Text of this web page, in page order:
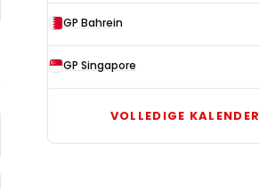
GP Bahrein
GP Singapore
VOLLEDIGE KALENDER